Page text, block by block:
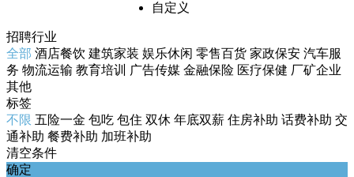
自定义
招聘行业
全部 酒店餐饮 建筑家装 娱乐休闲 零售百货 家政保安 汽车服
务 物流运输 教育培训 广告传媒 金融保险 医疗保健 厂矿企业
其他
标签
不限 五险一金 包吃 包住 双休 年底双薪 住房补助 话费补助 交
通补助 餐费补助 加班补助
清空条件
确定